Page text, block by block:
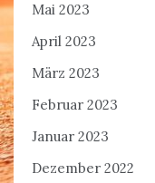
Mai 2023
April 2023
März 2023
Februar 2023
Januar 2023
Dezember 2022